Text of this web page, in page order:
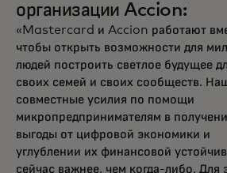
организации Accion:
«Mastercard и Accion работают
чтобы открыть возможности для
людей построить светлое будущее
своих семей и своих сообществ.
совместные усилия по помощи
микропредпринимателям в
выгоды от цифровой экономики и
углублении их финансовой
сейчас важнее, чем когда-либо. Для